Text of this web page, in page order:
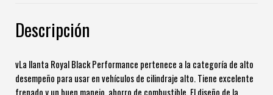
Descripción
vLa llanta Royal Black Performance pertenece a la categoría de alto
desempeño para usar en vehículos de cilindraje alto. Tiene excelente
frenado y un buen manejo, ahorro de combustible. El diseño de la